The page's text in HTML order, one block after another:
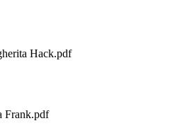
Hack.pdf
Frank.pdf